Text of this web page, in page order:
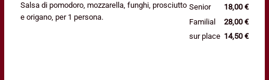
Salsa di pomodoro, mozzarella, funghi, prosciutto
e origano, per 1 persona.
Senior
18,00 €
Familial
28,00 €
sur place 14,50 €